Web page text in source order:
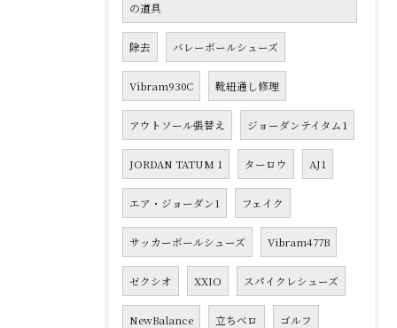
の道具
除去 バレーボールシューズ
Vibram930C 靴紐通し修理
アウトソール張替え ジョーダンテイタム1
JORDAN TATUM 1 ターロウ AJ1
エア・ジョーダン1 フェイク
サッカーボールシューズ Vibram477B
ゼクシオ XXIO スパイクレシューズ
NewBalance 立ちベロ ゴルフ